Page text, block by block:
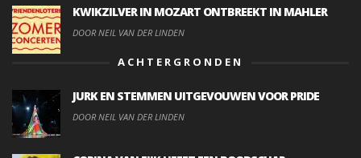
KWIKZILVER IN MOZART ONTBREEKT IN MAHLER
DOOR NEIL VAN DER LINDEN
ACHTERGRONDEN
JURK EN STEMMEN UITGEVOUWEN VOOR PRIDE
DOOR NEIL VAN DER LINDEN